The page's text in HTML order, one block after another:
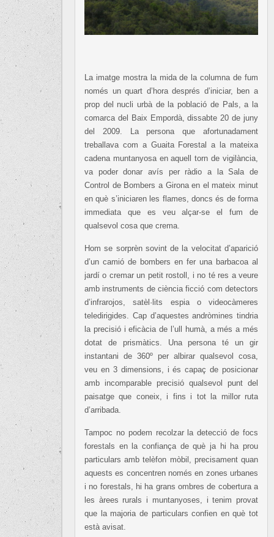
La imatge mostra la mida de la columna de fum
només un quart d’hora després d’iniciar, ben a
prop del nucli urbà de la població de Pals, a la
comarca del Baix Empordà, dissabte 20 de juny
del 2009. La persona que afortunadament
treballava com a Guaita Forestal a la mateixa
cadena muntanyosa en aquell torn de vigilància,
va poder donar avís per ràdio a la Sala de
Control de Bombers a Girona en el mateix minut
en què s’iniciaren les flames, doncs és de forma
immediata que es veu alçar-se el fum de
qualsevol cosa que crema.
Hom se sorprèn sovint de la velocitat d’aparició
d’un camió de bombers en fer una barbacoa al
jardí o cremar un petit rostoll, i no té res a veure
amb instruments de ciència ficció com detectors
d’infrarojos, satèl·lits espia o videocàmeres
teledirigides. Cap d’aquestes andròmines tindria
la precisió i eficàcia de l’ull humà, a més a més
dotat de prismàtics. Una persona té un gir
instantani de 360º per albirar qualsevol cosa,
veu en 3 dimensions, i és capaç de posicionar
amb incomparable precisió qualsevol punt del
paisatge que coneix, i fins i tot la millor ruta
d’arribada.
Tampoc no podem recolzar la detecció de focs
forestals en la confiança de què ja hi ha prou
particulars amb telèfon mòbil, precisament quan
aquests es concentren només en zones urbanes
i no forestals, hi ha grans ombres de cobertura a
les àrees rurals i muntanyoses, i tenim provat
que la majoria de particulars confien en què tot
està avisat.